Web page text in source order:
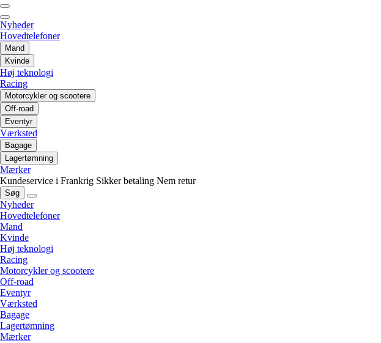
Nyheder
Hovedtelefoner
Mand
Kvinde
Høj teknologi
Racing
Motorcykler og scootere
Off-road
Eventyr
Værksted
Bagage
Lagertømning
Mærker
Kundeservice i Frankrig Sikker betaling Nem retur
Søg
Nyheder
Hovedtelefoner
Mand
Kvinde
Høj teknologi
Racing
Motorcykler og scootere
Off-road
Eventyr
Værksted
Bagage
Lagertømning
Mærker